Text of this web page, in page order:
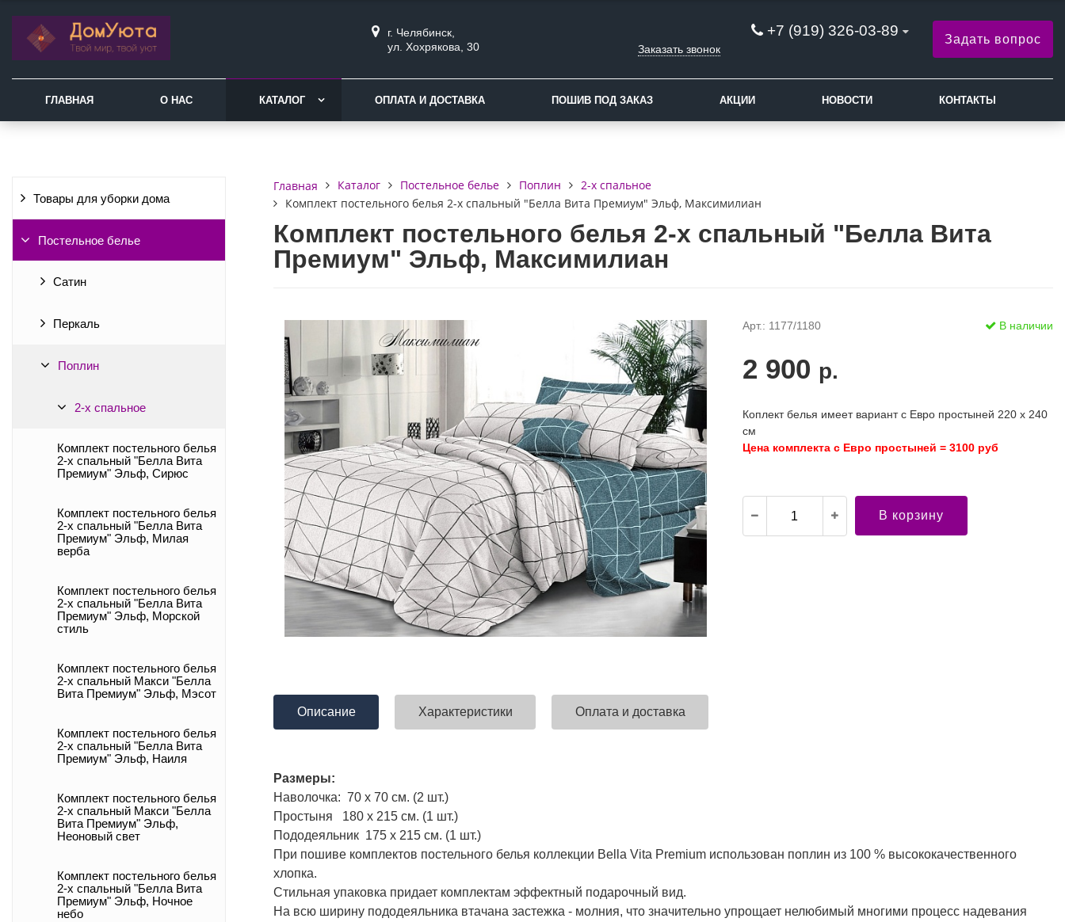
г. Челябинск,
ул. Хохрякова, 30
+7 (919) 326-03-89
Заказать звонок
Задать вопрос
ГЛАВНАЯ О НАС КАТАЛОГ ОПЛАТА И ДОСТАВКА ПОШИВ ПОД ЗАКАЗ АКЦИИ НОВОСТИ КОНТАКТЫ
Товары для уборки дома
Постельное белье
Сатин
Перкаль
Поплин
2-х спальное
Комплект постельного белья
2-х спальный "Белла Вита
Премиум" Эльф, Сирюс
Комплект постельного белья
2-х спальный "Белла Вита
Премиум" Эльф, Милая
верба
Комплект постельного белья
2-х спальный "Белла Вита
Премиум" Эльф, Морской
стиль
Комплект постельного белья
2-х спальный Макси "Белла
Вита Премиум" Эльф, Мэсот
Комплект постельного белья
2-х спальный "Белла Вита
Премиум" Эльф, Наиля
Комплект постельного белья
2-х спальный Макси "Белла
Вита Премиум" Эльф,
Неоновый свет
Комплект постельного белья
2-х спальный "Белла Вита
Премиум" Эльф, Ночное
небо
Главная Каталог Постельное белье Поплин
2-х спальное
Комплект постельного белья 2-х спальный "Белла Вита Премиум" Эльф, Максимилиан
Комплект постельного белья 2-х спальный "Белла Вита
Премиум" Эльф, Максимилиан
Арт.: 1177/1180 В наличии
2 900 р.
Коплект белья имеет вариант с Евро простыней 220 х 240
см
Цена комплекта с Евро простыней = 3100 руб
В корзину
Описание Характеристики Оплата и доставка
Размеры:
Наволочка: 70 х 70 см. (2 шт.)
Простыня 180 х 215 см. (1 шт.)
Пододеяльник 175 х 215 см. (1 шт.)
При пошиве комплектов постельного белья коллекции Bella Vita Premium использован поплин из 100 % высококачественного
хлопка.
Стильная упаковка придает комплектам эффектный подарочный вид.
На всю ширину пододеяльника втачана застежка - молния, что значительно упрощает нелюбимый многими процесс надевания